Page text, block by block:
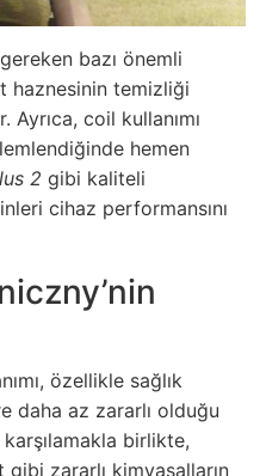
bazı önemli
haznesinin temizliği
Ayrıca, coil kullanımı
hemen
2 gibi kaliteli
cihaz performansını
özellikle sağlık
daha az zararlı olduğu
birlikte,
zararlı kimyasalların